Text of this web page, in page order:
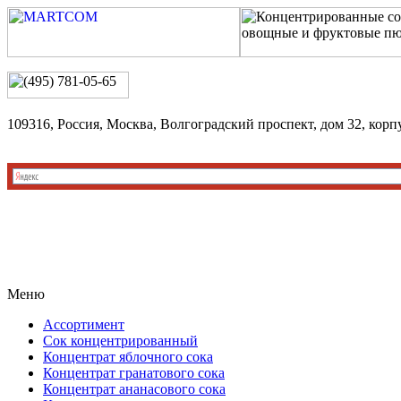
109316, Россия, Москва, Волгоградский проспект, дом 32,
Меню
Ассортимент
Сок концентрированный
Концентрат яблочного сока
Концентрат гранатового сока
Концентрат ананасового сока